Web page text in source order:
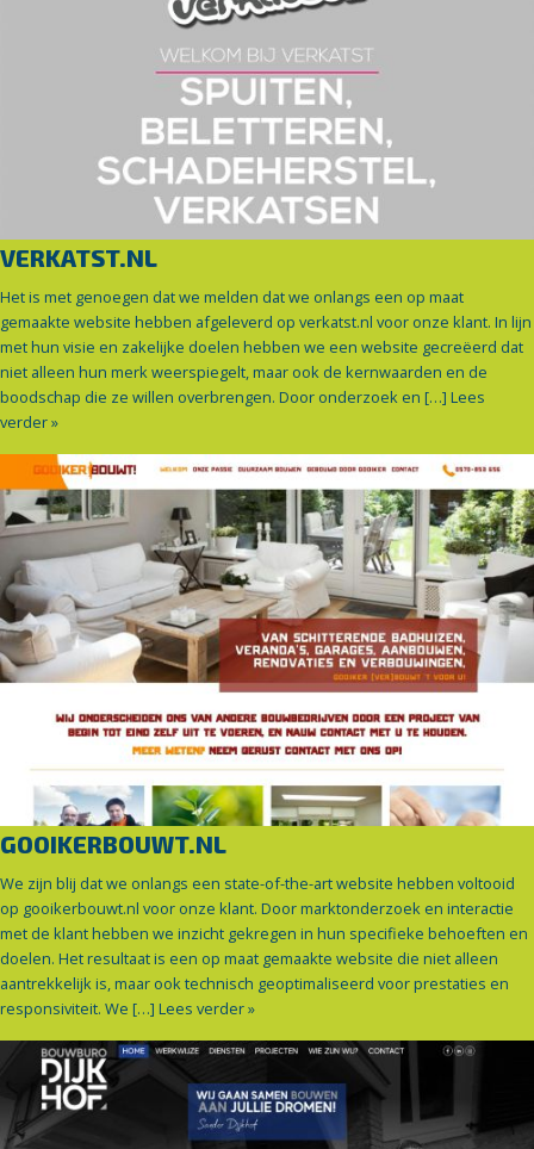
VERKATST.NL
Het is met genoegen dat we melden dat we onlangs een op maat
gemaakte website hebben afgeleverd op verkatst.nl voor onze klant. In lijn
met hun visie en zakelijke doelen hebben we een website gecreëerd dat
niet alleen hun merk weerspiegelt, maar ook de kernwaarden en de
boodschap die ze willen overbrengen. Door onderzoek en […] Lees
verder »
GOOIKERBOUWT.NL
We zijn blij dat we onlangs een state-of-the-art website hebben voltooid
op gooikerbouwt.nl voor onze klant. Door marktonderzoek en interactie
met de klant hebben we inzicht gekregen in hun specifieke behoeften en
doelen. Het resultaat is een op maat gemaakte website die niet alleen
aantrekkelijk is, maar ook technisch geoptimaliseerd voor prestaties en
responsiviteit. We […] Lees verder »